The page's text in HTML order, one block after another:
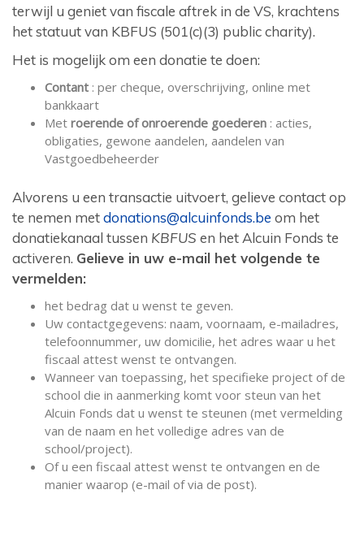
terwijl u geniet van fiscale aftrek in de VS, krachtens
het statuut van KBFUS (501(c)(3) public charity).
Het is mogelijk om een donatie te doen:
Contant : per cheque, overschrijving, online met
bankkaart
Met roerende of onroerende goederen : acties,
obligaties, gewone aandelen, aandelen van
Vastgoedbeheerder
Alvorens u een transactie uitvoert, gelieve contact op
te nemen metdonations@alcuinfonds.be om het
donatiekanaal tussen KBFUS en het Alcuin Fonds te
activeren. Gelieve in uw e-mail het volgende te
vermelden:
het bedrag dat u wenst te geven.
Uw contactgegevens: naam, voornaam, e-mailadres,
telefoonnummer, uw domicilie, het adres waar u het
fiscaal attest wenst te ontvangen.
Wanneer van toepassing, het specifieke project of de
school die in aanmerking komt voor steun van het
Alcuin Fonds dat u wenst te steunen (met vermelding
van de naam en het volledige adres van de
school/project).
Of u een fiscaal attest wenst te ontvangen en de
manier waarop (e-mail of via de post).